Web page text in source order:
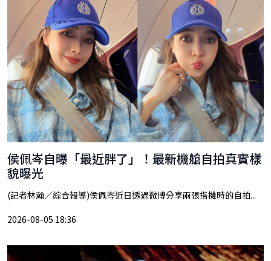
侯佩岑自曝「最近胖了」！最新機艙自拍真實樣
貌曝光
(記者林瀚／綜合報導)侯佩岑近日透過微博分享兩張搭機時的自拍...
2026-08-05 18:36